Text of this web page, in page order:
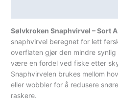
Sølvkroken Snaphvirvel – Sort
snaphvirvel beregnet for lett
overflaten gjør den mindre
være en fordel ved fiske etter
Snaphvirvelen brukes mellom
eller wobbler for å redusere
raskere.